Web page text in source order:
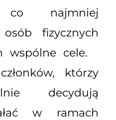
co najmniej
fizycznych
wspólne cele.
którzy
decydują
w ramach